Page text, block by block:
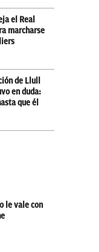
el Real
marcharse
de Llull
en duda:
que él
le vale con